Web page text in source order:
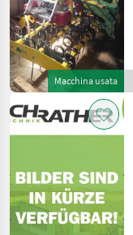
Macchina usata